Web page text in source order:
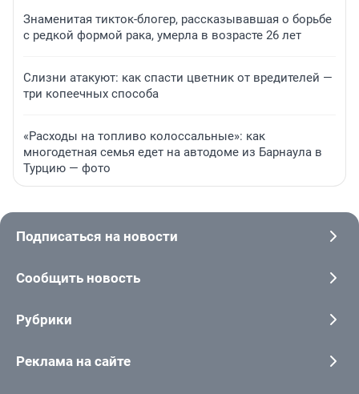
Знаменитая тикток-блогер, рассказывавшая о борьбе
с редкой формой рака, умерла в возрасте 26 лет
Слизни атакуют: как спасти цветник от вредителей —
три копеечных способа
«Расходы на топливо колоссальные»: как
многодетная семья едет на автодоме из Барнаула в
Турцию — фото
Подписаться на новости
Сообщить новость
Рубрики
Реклама на сайте